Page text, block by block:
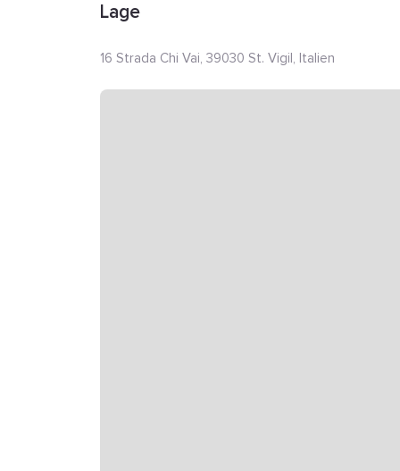
Lage
16 Strada Chi Vai, 39030 St. Vigil, Italien